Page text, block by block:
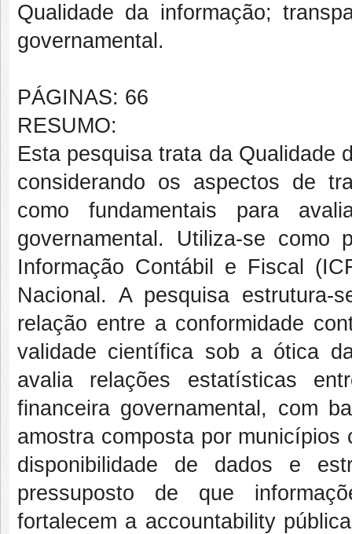
Qualidade da informação;
governamental.
PÁGINAS: 66
RESUMO:
Esta pesquisa trata da Qualidade
considerando os aspectos de
como fundamentais para
governamental. Utiliza-se
Informação Contábil e Fiscal
Nacional. A pesquisa
relação entre a conformidade
validade científica sob a ótica
avalia relações estatísticas
financeira governamental, com
amostra composta por
disponibilidade de dados e
pressuposto de que
fortalecem a accountability